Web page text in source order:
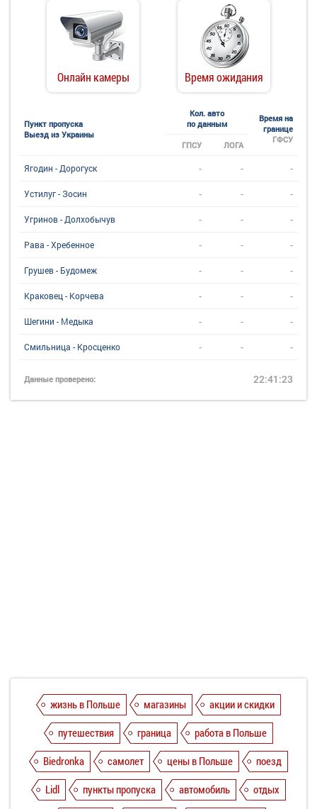
Онлайн камеры Время ожидания
Пункт пропуска
Выезд из Украины
Кол. авто
по данным
Время на
границе
ГФСУ
ГПСУ ЛОГА
Ягодин - Дорогуск - - -
Устилуг - Зосин - - -
Угринов - Долхобычув - - -
Рава - Хребенное - - -
Грушев - Будомеж - - -
Краковец - Корчева - - -
Шегини - Медыка - - -
Смильница - Кросценко - - -
Данные проверено: 22:41:23
жизнь в Польше магазины
акции и скидки
путешествия
граница
работа в Польше
Biedronka
самолет цены в Польше
поезд
Lidl
пункты пропуска автомобиль
отдых